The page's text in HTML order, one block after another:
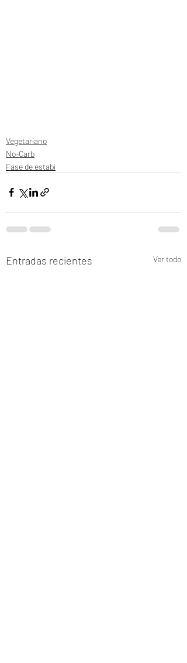
Vegetariano
No-Carb
Fase de estabi
Entradas recientes Ver todo